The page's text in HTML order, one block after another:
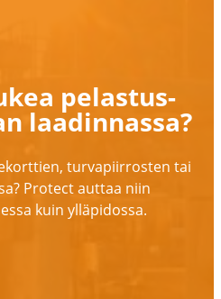
pelas­tus­
laadin­nassa?
turva­piir­rosten tai
Protect auttaa niin
kuin ylläpi­dossa.